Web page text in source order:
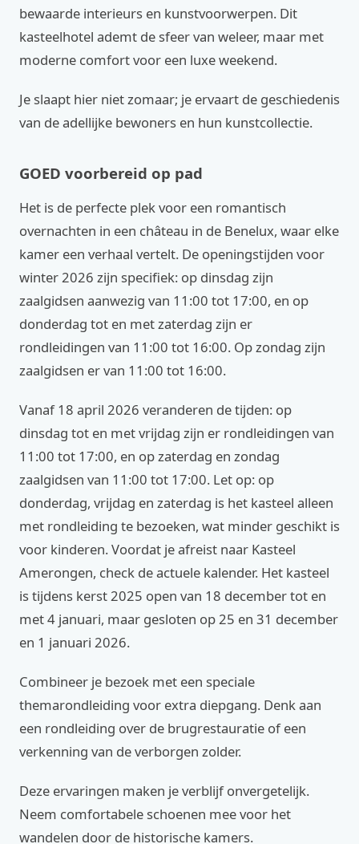
bewaarde interieurs en kunstvoorwerpen. Dit
kasteelhotel ademt de sfeer van weleer, maar met
moderne comfort voor een luxe weekend.
Je slaapt hier niet zomaar; je ervaart de geschiedenis
van de adellijke bewoners en hun kunstcollectie.
GOED voorbereid op pad
Het is de perfecte plek voor een romantisch
overnachten in een château in de Benelux, waar elke
kamer een verhaal vertelt. De openingstijden voor
winter 2026 zijn specifiek: op dinsdag zijn
zaalgidsen aanwezig van 11:00 tot 17:00, en op
donderdag tot en met zaterdag zijn er
rondleidingen van 11:00 tot 16:00. Op zondag zijn
zaalgidsen er van 11:00 tot 16:00.
Vanaf 18 april 2026 veranderen de tijden: op
dinsdag tot en met vrijdag zijn er rondleidingen van
11:00 tot 17:00, en op zaterdag en zondag
zaalgidsen van 11:00 tot 17:00. Let op: op
donderdag, vrijdag en zaterdag is het kasteel alleen
met rondleiding te bezoeken, wat minder geschikt is
voor kinderen. Voordat je afreist naar Kasteel
Amerongen, check de actuele kalender. Het kasteel
is tijdens kerst 2025 open van 18 december tot en
met 4 januari, maar gesloten op 25 en 31 december
en 1 januari 2026.
Combineer je bezoek met een speciale
themarondleiding voor extra diepgang. Denk aan
een rondleiding over de brugrestauratie of een
verkenning van de verborgen zolder.
Deze ervaringen maken je verblijf onvergetelijk.
Neem comfortabele schoenen mee voor het
wandelen door de historische kamers.